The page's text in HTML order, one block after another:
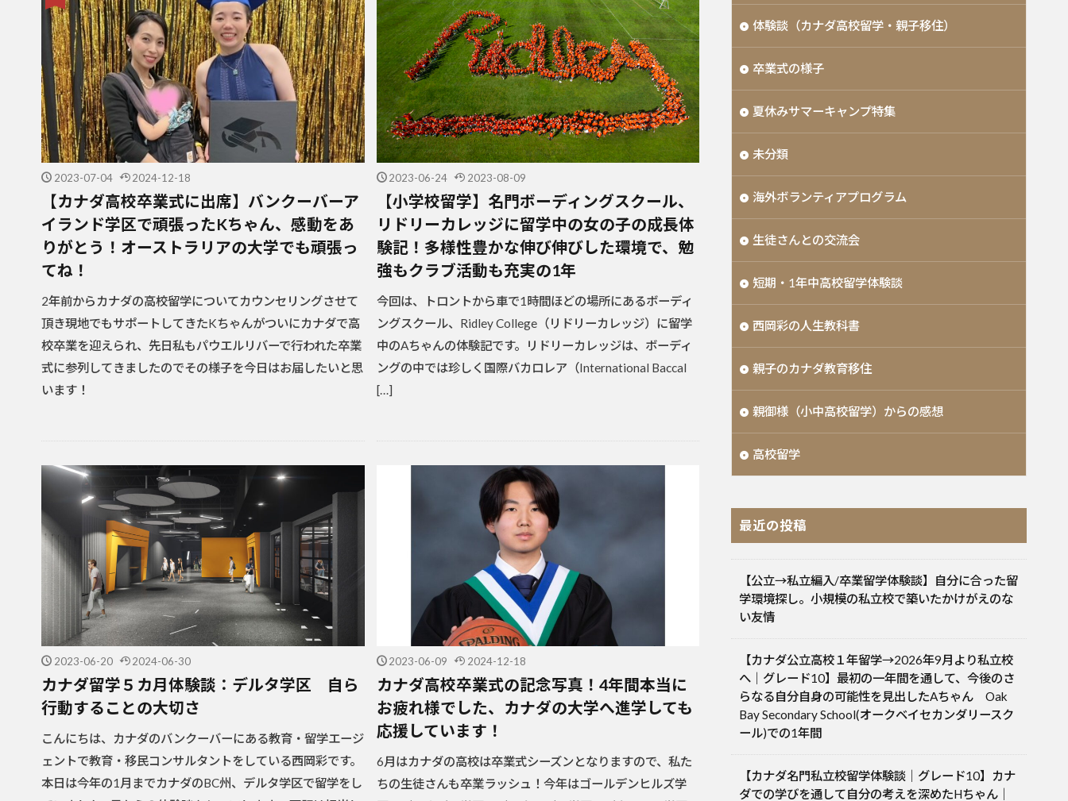
2023-07-04 2024-12-18
【カナダ高校卒業式に出席】バンクーバーア
イランド学区で頑張ったKちゃん、感動をあ
りがとう！オーストラリアの大学でも頑張っ
てね！
2年前からカナダの高校留学についてカウンセリングさせて
頂き現地でもサポートしてきたKちゃんがついにカナダで高
校卒業を迎えられ、先日私もパウエルリバーで行われた卒業
式に参列してきましたのでその様子を今日はお届したいと思
います！
2023-06-24 2023-08-09
【小学校留学】名門ボーディングスクール、
リドリーカレッジに留学中の女の子の成長体
験記！多様性豊かな伸び伸びした環境で、勉
強もクラブ活動も充実の1年
今回は、トロントから車で1時間ほどの場所にあるボーディ
ングスクール、Ridley College（リドリーカレッジ）に留学
中のAちゃんの体験記です。リドリーカレッジは、ボーディ
ングの中では珍しく国際バカロレア（International Baccal
[…]
2023-06-20 2024-06-30
カナダ留学５カ月体験談：デルタ学区 自ら
行動することの大切さ
こんにちは、カナダのバンクーバーにある教育・留学エージ
ェントで教育・移民コンサルタントをしている西岡彩です。
本日は今年の1月までカナダのBC州、デルタ学区で留学をし
2023-06-09 2024-12-18
カナダ高校卒業式の記念写真！4年間本当に
お疲れ様でした、カナダの大学へ進学しても
応援しています！
6月はカナダの高校は卒業式シーズンとなりますので、私た
ちの生徒さんも卒業ラッシュ！今年はゴールデンヒルズ学
体験談（カナダ高校留学・親子移住）
卒業式の様子
夏休みサマーキャンプ特集
未分類
海外ボランティアプログラム
生徒さんとの交流会
短期・1年中高校留学体験談
西岡彩の人生教科書
親子のカナダ教育移住
親御様（小中高校留学）からの感想
高校留学
最近の投稿
【公立→私立編入/卒業留学体験談】自分に合った留
学環境探し。小規模の私立校で築いたかけがえのな
い友情
【カナダ公立高校１年留学→2026年9月より私立校
へ｜グレード10】最初の一年間を通して、今後のさ
らなる自分自身の可能性を見出したAちゃん Oak
Bay Secondary School(オークベイセカンダリースク
ール)での1年間
【カナダ名門私立校留学体験談｜グレード10】カナ
ダでの学びを通して自分の考えを深めたHちゃん｜